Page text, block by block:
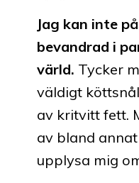
Jag kan inte
bevandrad i
värld. Tycker
väldigt
av kritvitt fett.
av bland
upplysa mig